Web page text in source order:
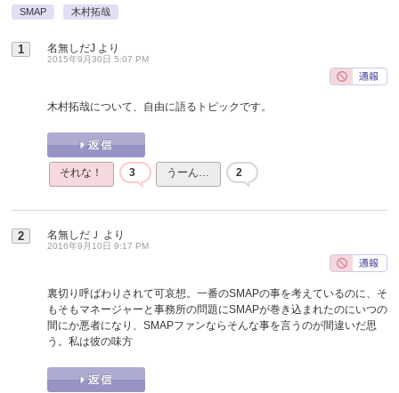
SMAP 木村拓哉
1 名無しだJ より
2015年9月30日 5:07 PM
木村拓哉について、自由に語るトピックです。
それな！ 3 うーん… 2
2 名無しだＪ より
2016年9月10日 9:17 PM
裏切り呼ばわりされて可哀想。一番のSMAPの事を考えているのに、そ
もそもマネージャーと事務所の問題にSMAPが巻き込まれたのにいつの
間にか悪者になり、SMAPファンならそんな事を言うのが間違いだ思
う。私は彼の味方